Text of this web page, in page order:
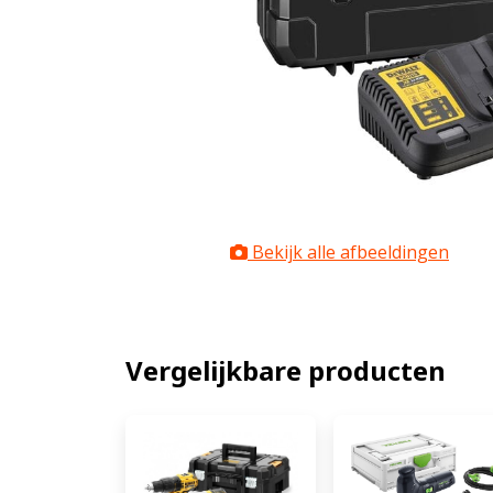
Bekijk alle afbeeldingen
Vergelijkbare producten